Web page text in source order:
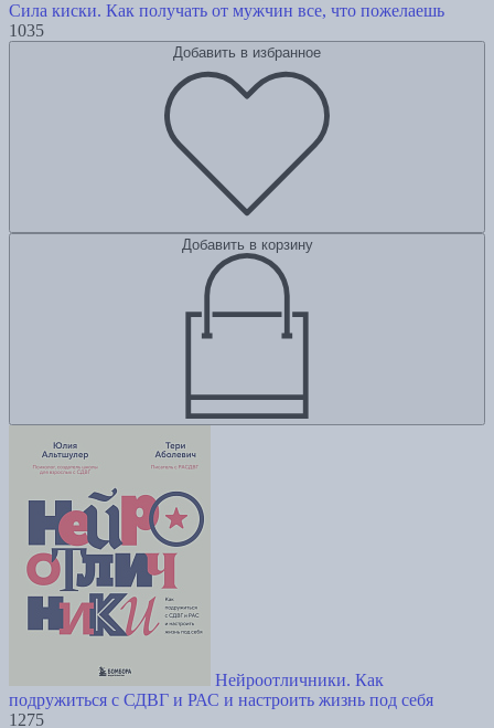
Сила киски. Как получать от мужчин все, что пожелаешь
1035
Добавить в избранное
Добавить в корзину
Нейроотличники. Как
подружиться с СДВГ и РАС и настроить жизнь под себя
1275